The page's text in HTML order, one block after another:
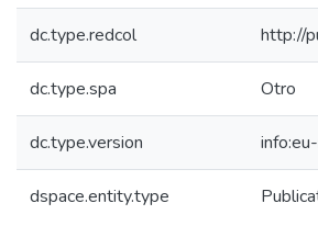
dc.type.redcol http://
dc.type.spa Otro
dc.type.version
dspace.entity.type